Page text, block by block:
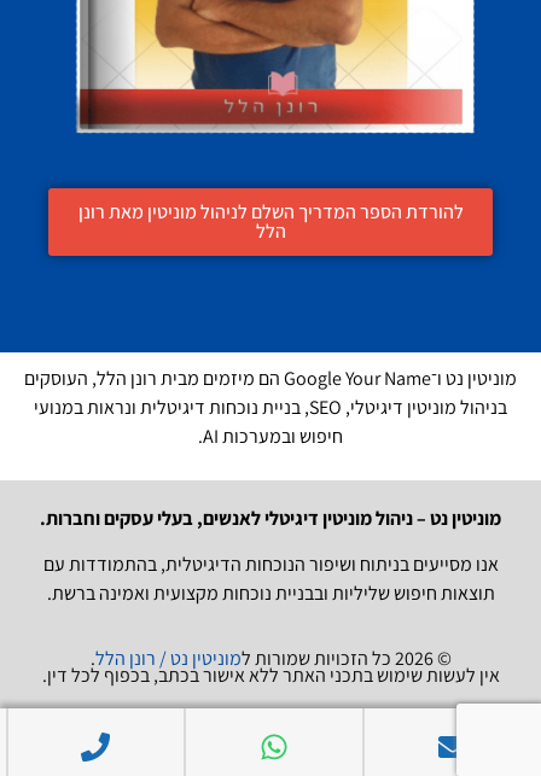
להורדת הספר המדריך השלם לניהול מוניטין מאת רונן
הלל
מוניטין נט ו־Google Your Name הם מיזמים מבית רונן הלל, העוסקים
בניהול מוניטין דיגיטלי, SEO, בניית נוכחות דיגיטלית ונראות במנועי
חיפוש ובמערכות AI.
מוניטין נט – ניהול מוניטין דיגיטלי לאנשים, בעלי עסקים וחברות.
אנו מסייעים בניתוח ושיפור הנוכחות הדיגיטלית, בהתמודדות עם
תוצאות חיפוש שליליות ובבניית נוכחות מקצועית ואמינה ברשת.
© 2026 כל הזכויות שמורות ל מוניטין נט / רונן הלל.
אין לעשות שימוש בתכני האתר ללא אישור בכתב, בכפוף לכל דין.